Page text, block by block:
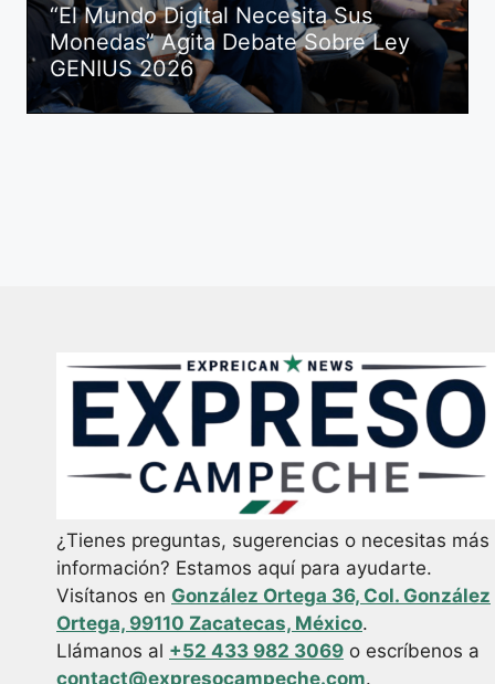
“El Mundo Digital Necesita Sus
Monedas” Agita Debate Sobre Ley
GENIUS 2026
¿Tienes preguntas, sugerencias o necesitas más
información? Estamos aquí para ayudarte.
Visítanos en González Ortega 36, Col. González
Ortega, 99110 Zacatecas, México.
Llámanos al +52 433 982 3069 o escríbenos a
contact@expresocampeche.com.